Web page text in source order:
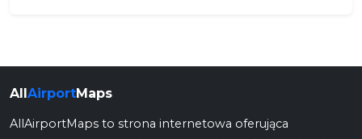
AllAirportMaps
AllAirportMaps to strona internetowa oferująca